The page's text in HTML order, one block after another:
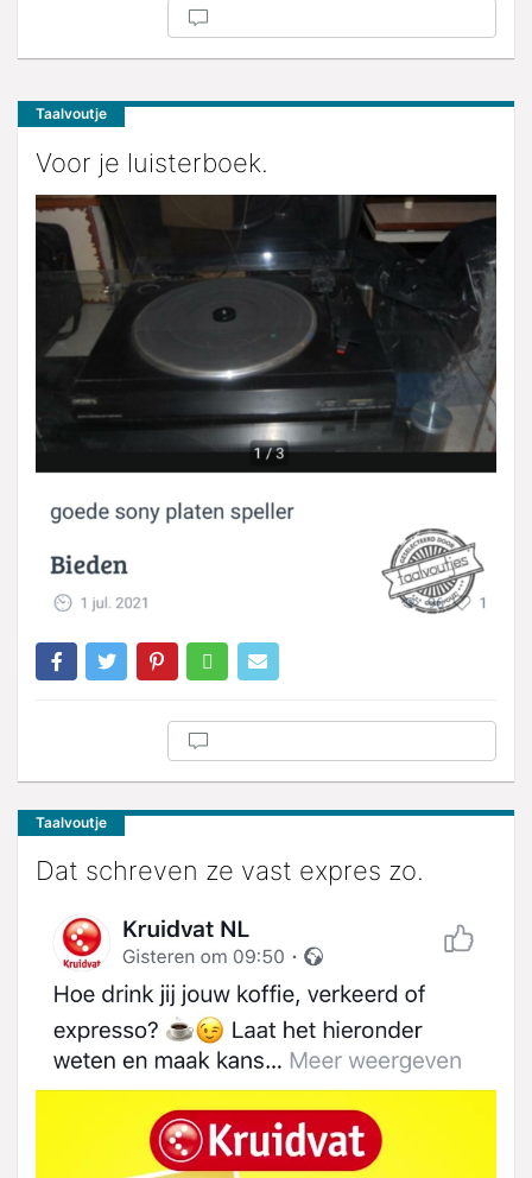
Taalvoutje
Voor je luisterboek.
Taalvoutje
Dat schreven ze vast expres zo.